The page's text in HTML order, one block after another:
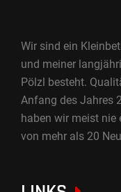
Wir sind ein
und meiner
Pölzl besteht.
Anfang des Jahres
haben wir meist nie
von mehr als 20